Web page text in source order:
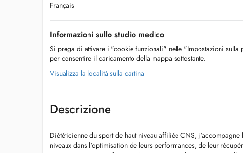
Français
Informazioni sullo studio medico
Si prega di attivare i "cookie funzionali" nelle "Impostazioni sulla
per consentire il caricamento della mappa sottostante.
Visualizza la località sulla cartina
Descrizione
Diététicienne du sport de haut niveau affiliée CNS, j'accompagne
niveaux dans l'optimisation de leurs performances, de leur